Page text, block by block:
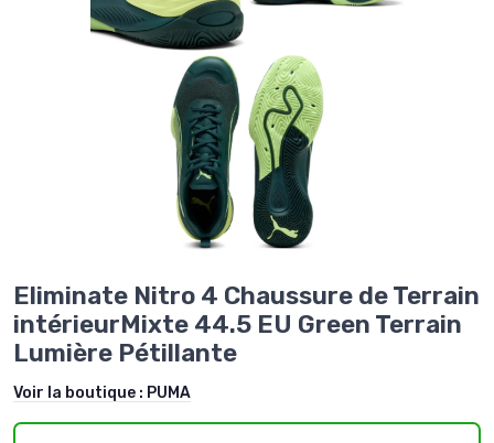
Eliminate Nitro 4 Chaussure de Terrain
intérieurMixte 44.5 EU Green Terrain
Lumière Pétillante
Voir la boutique : PUMA